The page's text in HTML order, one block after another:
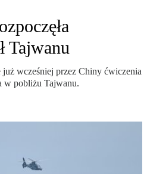
Tajwanu
już wcześniej przez Chiny ćwiczenia
w pobliżu Tajwanu.